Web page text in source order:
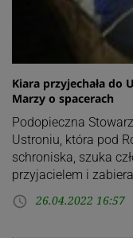
Kiara przyjechała do
Marzy o spacerach
Podopieczna
Ustroniu, która pod
schroniska, szuka
przyjacielem i
access_time 26.04.2022 16:57